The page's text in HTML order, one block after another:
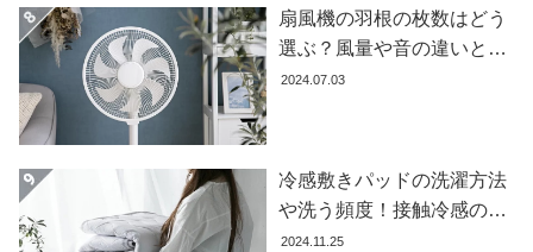
い
て
配
送
料
に
い
扇風機の羽根の枚数はどう
選ぶ？風量や音の違いとお
すすめ商品7選
2024.07.03
冷感敷きパッドの洗濯方法
や洗う頻度！接触冷感の効
果を下げないお手入れ方法
2024.11.25